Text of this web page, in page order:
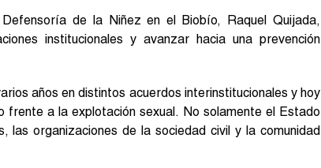
de la Niñez en el Biobío, Raquel Quijada,
institucionales y avanzar hacia una prevención
años en distintos acuerdos interinstitucionales y hoy
a la explotación sexual. No solamente el Estado
las organizaciones de la sociedad civil y la comunidad